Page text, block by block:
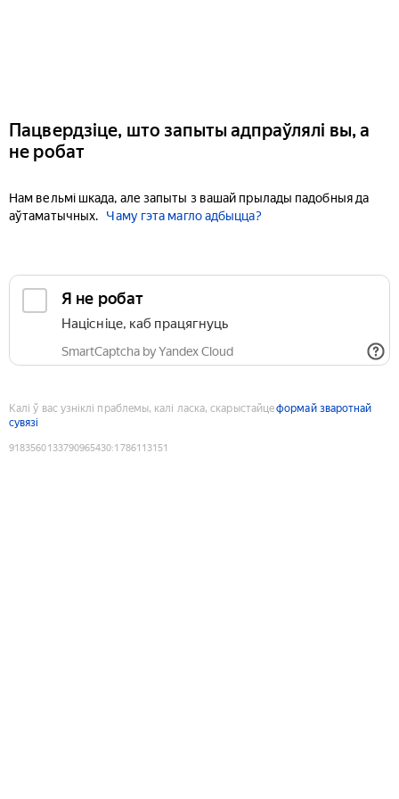
Пацвердзіце, што запыты адпраўлялі вы, а
не робат
Нам вельмі шкада, але запыты з вашай прылады падобныя да
аўтаматычных.
Чаму гэта магло адбыцца?
Я не робат
Націсніце, каб працягнуць
SmartCaptcha by Yandex Cloud
Калі ў вас узніклі праблемы, калі ласка, скарыстайцеформай зваротнай
сувязі
9183560133790965430:1786113151